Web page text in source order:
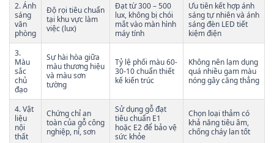
2. Ánh
sáng
văn
phòng
Độ rọi tiêu chuẩn
tại khu vực làm
việc (lux)
Đạt từ 300 – 500
lux, không bị chói
mắt vào màn hình
máy tính
Ưu tiên kết hợp ánh
sáng tự nhiên và ánh
sáng đèn LED tiết
kiệm điện
3.
Màu
sắc
chủ
đạo
Sự hài hòa giữa
màu thương hiệu
và màu sơn
tường
Tỷ lệ phối màu 60-
30-10 chuẩn thiết
kế kiến trúc
Không nên lạm dụng
quá nhiều gam màu
nóng gây căng thẳng
4. Vật
liệu
nội
thất
Chứng chỉ an
toàn của gỗ công
nghiệp, nỉ, sơn
Sử dụng gỗ đạt
tiêu chuẩn E1
hoặc E2 để bảo vệ
sức khỏe
Chọn loại thảm có
khả năng tiêu âm,
chống cháy lan tốt